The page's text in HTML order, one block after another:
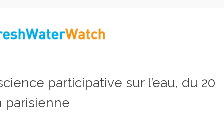
participative sur l’eau, du 20
parisienne